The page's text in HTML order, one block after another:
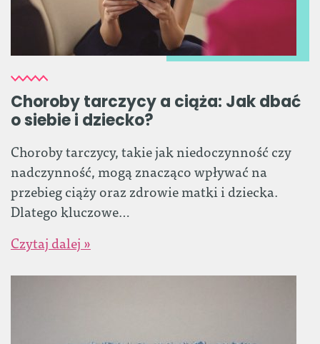
Choroby tarczycy a ciąża: Jak dbać
o siebie i dziecko?
Choroby tarczycy, takie jak niedoczynność czy
nadczynność, mogą znacząco wpływać na
przebieg ciąży oraz zdrowie matki i dziecka.
Dlatego kluczowe…
Czytaj dalej »